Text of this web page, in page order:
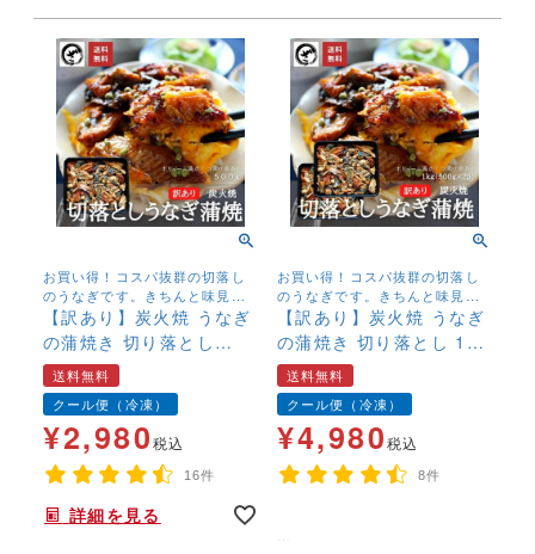
お買い得！コスパ抜群の切落し
のうなぎです。きちんと味見を
して、コレ！というものを厳選
しております。
【訳あり】炭火焼 うなぎ
の蒲焼き 切り落とし
500g 送料無料 刻み
きざみ カット済 ご自
宅用 お買い得 ウナ
ギ 鰻 中国産 冷凍便
送料無料
クール便（冷凍）
¥2,980税込
16件
詳細を見る
お買い得！コスパ抜群の切落し
のうなぎです。きちんと味見を
して、コレ！というものを厳選
しております。
【訳あり】炭火焼 うなぎ
の蒲焼き 切り落とし 1kg
送料無料 刻み きざ
み お買い得 ウナギ
鰻 中国産 冷凍便
送料無料
クール便（冷凍）
¥4,980税込
8件